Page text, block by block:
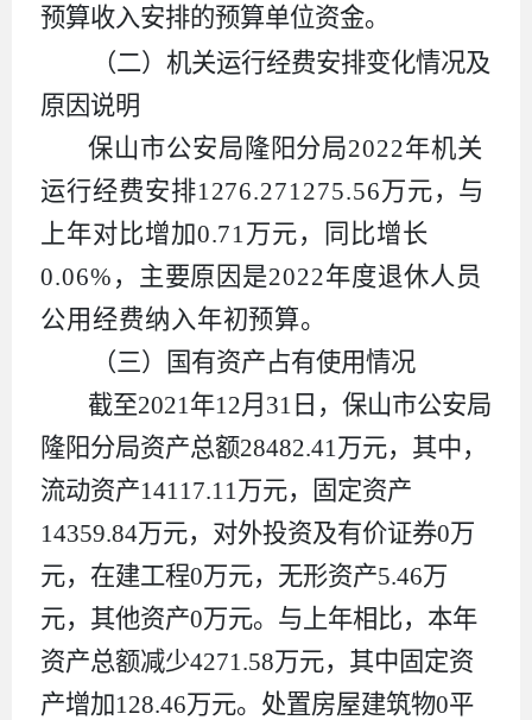
预算收入安排的预算单位资金。
（二）机关运行经费安排变化情况及
原因说明
保山市公安局隆阳分局2022年机关
运行经费安排1276.271275.56万元，与
上年对比增加0.71万元，同比增长
0.06%，主要原因是2022年度退休人员
公用经费纳入年初预算。
（三）
国有资产占有使用情况
截至2021 年12月 31 日， 保山市公安局
隆阳分局资产总额28482.41 万元，其中，
流动资产14117.11 万元，固定资产
14359.84万元，对外投资及有价证券0万
元，在建工程0万元，无形资产5.46万
元，其他资产0万元。与上年相比，本年
资产总额减少4271.58万元，其中固定资
产增加128.46万元。处置房屋建筑物0平